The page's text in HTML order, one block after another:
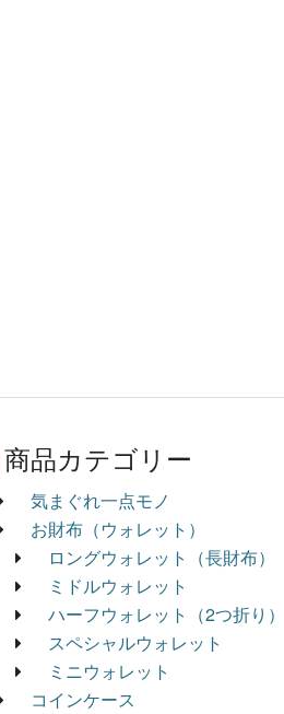
商品カテゴリー
気まぐれ一点モノ
お財布（ウォレット）
ロングウォレット（長財布）
ミドルウォレット
ハーフウォレット（2つ折り）
スペシャルウォレット
ミニウォレット
コインケース